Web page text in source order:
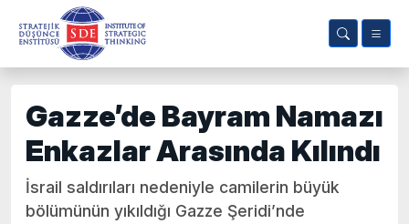
Gazze’de Bayram Namazı
Enkazlar Arasında Kılındı
İsrail saldırıları nedeniyle camilerin büyük
bölümünün yıkıldığı Gazze Şeridi’nde